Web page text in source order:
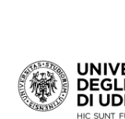
Passa al